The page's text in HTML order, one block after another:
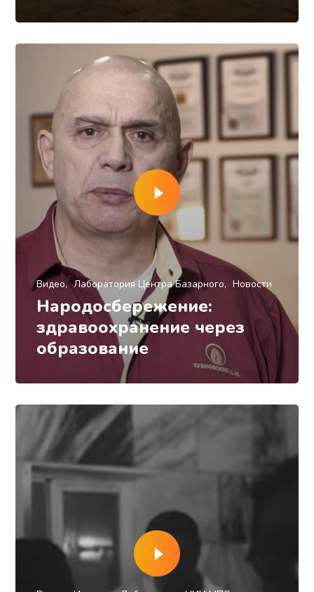
Видео Лаборатория Центра Базарного Новости
Народосбережение:
здравоохранение через
образование